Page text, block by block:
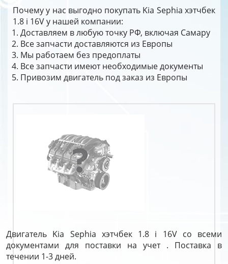
Почему у нас выгодно покупать Kia Sephia хэтчбек
1.8 i 16V у нашей компании:
Доставляем в любую точку РФ, включая Самару
Все запчасти доставляются из Европы
Мы работаем без предоплаты
Все запчасти имеют необходимые документы
Привозим двигатель под заказ из Европы
Двигатель Kia Sephia хэтчбек 1.8 i 16V со всеми
документами для поставки на учет . Поставка в
течении 1-3 дней.